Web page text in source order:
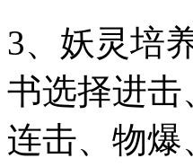
3、妖灵培
书选择进
连击、物